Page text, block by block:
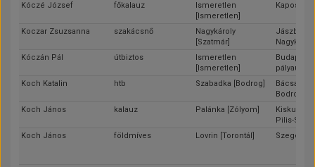
Kóczé József főkalauz
Ismeretlen
[Ismeretlen]
Kaposvár
Koczar Zsuzsanna szakácsnő
Nagykároly
[Szatmár]
Nagykun-
Kóczán Pál
útbiztos
Ismeretlen
[Ismeretlen]
Budapest
Koch Katalin
htb Szabadka [Bodrog]
Bodrog]
Koch János
kalauz Palánka [Zólyom]
Pilis-Solt-
Koch János
földmíves Lovrin [Torontál] Szeged